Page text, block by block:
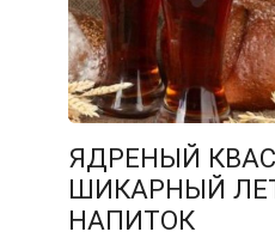
ЯДРЕНЫЙ
ШИКАРНЫЙ
НАПИТОК